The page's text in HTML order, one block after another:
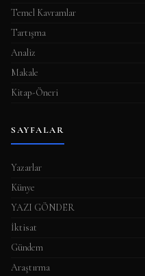
Temel Kavramlar
Tartışma
Analiz
Makale
Kitap-Öneri
SAYFALAR
Yazarlar
Künye
YAZI GÖNDER
İktisat
Gündem
Araştırma